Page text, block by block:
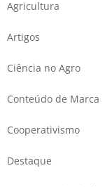
Agricultura
Artigos
Ciência no Agro
Conteúdo de Marca
Cooperativismo
Destaque